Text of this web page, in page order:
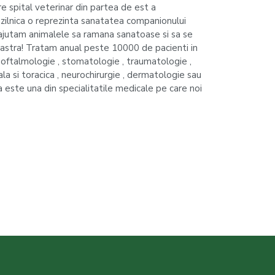
spital veterinar din partea de est a
o reprezinta sanatatea companionului
animalele sa ramana sanatoase si sa se
Tratam anual peste 10000 de pacienti in
, stomatologie , traumatologie ,
si toracica , neurochirurgie , dermatologie sau
este una din specialitatile medicale pe care noi